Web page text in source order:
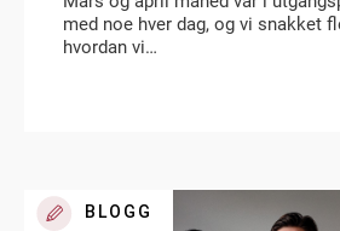
med noe hver dag, og vi snakket
hvordan vi…
BLOGG